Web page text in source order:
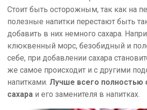
Стоит быть осторожным, так как на
полезные напитки перестают быть
добавить в них немного сахара.
клюквенный морс, безобидный и
себе, при добавлении сахара
же самое происходит и с другими
напитками. Лучше всего полностью
сахара и его заменителя в напитках.